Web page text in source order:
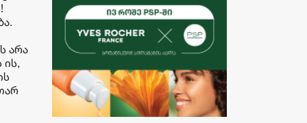
არა
ის,